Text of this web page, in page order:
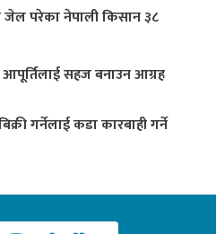
जेल परेका नेपाली किसान ३८
आपूर्तिलाई सहज बनाउन आग्रह
गर्नेलाई कडा कारबाही गर्ने